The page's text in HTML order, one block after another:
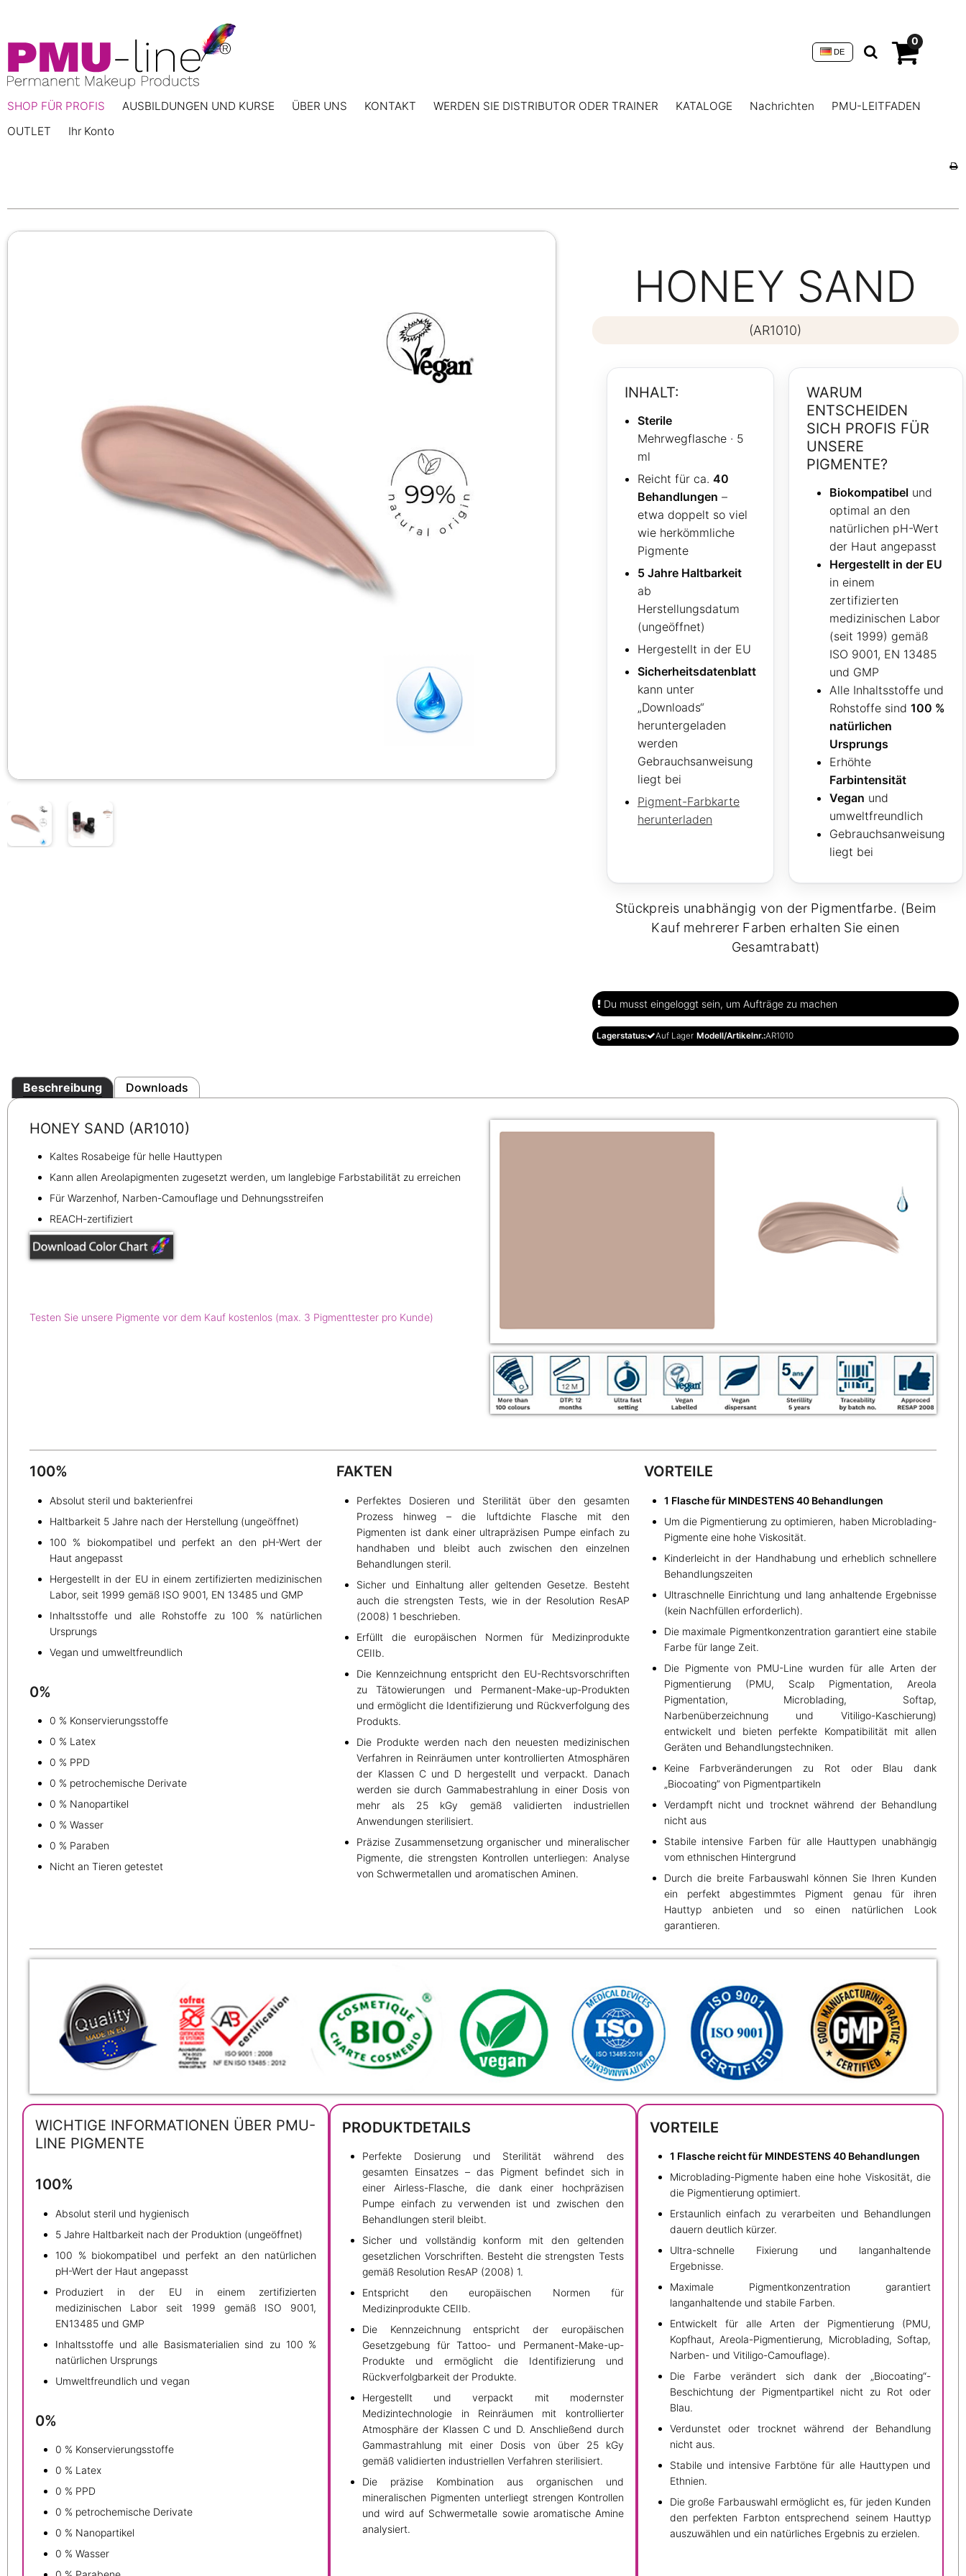
0
DE
SHOP FÜR PROFIS AUSBILDUNGEN UND KURSE ÜBER UNS KONTAKT WERDEN SIE DISTRIBUTOR ODER TRAINER KATALOGE Nachrichten
PMU-LEITFADEN
OUTLET
Ihr Konto
HONEY SAND
(AR1010)
INHALT:
Sterile
Mehrwegflasche · 5
ml
Reicht für ca. 40
Behandlungen –
etwa doppelt so viel
wie herkömmliche
Pigmente
5 Jahre Haltbarkeit
ab
Herstellungsdatum
(ungeöffnet)
Hergestellt in der EU
Sicherheitsdatenblatt
kann unter
„Downloads“
heruntergeladen
werden
Gebrauchsanweisung
liegt bei
Pigment-Farbkarte
herunterladen
WARUM
ENTSCHEIDEN
SICH PROFIS FÜR
UNSERE
PIGMENTE?
Biokompatibelund
optimal an den
natürlichen pH-Wert
der Haut angepasst
Hergestellt in der EU
in einem
zertifizierten
medizinischen Labor
(seit 1999) gemäß
ISO 9001, EN 13485
und GMP
Alle Inhaltsstoffe und
Rohstoffe sind 100 %
natürlichen
Ursprungs
Erhöhte
Farbintensität
Vegan und
umweltfreundlich
Gebrauchsanweisung
liegt bei
Stückpreis unabhängig von der Pigmentfarbe. (Beim
Kauf mehrerer Farben erhalten Sie einen
Gesamtrabatt)
Du musst eingeloggt sein, um Aufträge zu machen
Lagerstatus: Auf Lager Modell/Artikelnr.:AR1010
Beschreibung Downloads
HONEY SAND (AR1010)​​​​
Kaltes Rosabeige für helle Hauttypen
Kann allen Areolapigmenten zugesetzt werden, um langlebige Farbstabilität zu erreichen
Für Warzenhof, Narben-Camouflage und Dehnungsstreifen
REACH-zertifiziert
Testen Sie unsere Pigmente vor dem Kauf kostenlos (max. 3 Pigmenttester pro Kunde)
100%
Absolut steril und bakterienfrei
Haltbarkeit 5 Jahre nach der Herstellung (ungeöffnet)
100 % biokompatibel und perfekt an den pH-Wert der
Haut angepasst
Hergestellt in der EU in einem zertifizierten medizinischen
Labor, seit 1999 gemäß ISO 9001, EN 13485 und GMP
Inhaltsstoffe und alle Rohstoffe zu 100 % natürlichen
Ursprungs
Vegan und umweltfreundlich
0%
0 % Konservierungsstoffe
0 % Latex
0 % PPD
0 % petrochemische Derivate
0 % Nanopartikel
0 % Wasser
0 % Paraben
Nicht an Tieren getestet
FAKTEN
Perfektes Dosieren und Sterilität über den gesamten
Prozess hinweg – die luftdichte Flasche mit den
Pigmenten ist dank einer ultrapräzisen Pumpe einfach zu
handhaben und bleibt auch zwischen den einzelnen
Behandlungen steril.
Sicher und Einhaltung aller geltenden Gesetze. Besteht
auch die strengsten Tests, wie in der Resolution ResAP
(2008) 1 beschrieben.
Erfüllt die europäischen Normen für Medizinprodukte
CEIIb.
Die Kennzeichnung entspricht den EU-Rechtsvorschriften
zu Tätowierungen und Permanent-Make-up-Produkten
und ermöglicht die Identifizierung und Rückverfolgung des
Produkts.
Die Produkte werden nach den neuesten medizinischen
Verfahren in Reinräumen unter kontrollierten Atmosphären
der Klassen C und D hergestellt und verpackt. Danach
werden sie durch Gammabestrahlung in einer Dosis von
mehr als 25 kGy gemäß validierten industriellen
Anwendungen sterilisiert.
Präzise Zusammensetzung organischer und mineralischer
Pigmente, die strengsten Kontrollen unterliegen: Analyse
von Schwermetallen und aromatischen Aminen.
VORTEILE
1 Flasche für MINDESTENS 40 Behandlungen
Um die Pigmentierung zu optimieren, haben Microblading-
Pigmente eine hohe Viskosität.
Kinderleicht in der Handhabung und erheblich schnellere
Behandlungszeiten
Ultraschnelle Einrichtung und lang anhaltende Ergebnisse
(kein Nachfüllen erforderlich).
Die maximale Pigmentkonzentration garantiert eine stabile
Farbe für lange Zeit.
Die Pigmente von PMU-Line wurden für alle Arten der
Pigmentierung (PMU, Scalp Pigmentation, Areola
Pigmentation, Microblading, Softap,
Narbenüberzeichnung und Vitiligo-Kaschierung)
entwickelt und bieten perfekte Kompatibilität mit allen
Geräten und Behandlungstechniken.
Keine Farbveränderungen zu Rot oder Blau dank
„Biocoating” von Pigmentpartikeln
Verdampft nicht und trocknet während der Behandlung
nicht aus
Stabile intensive Farben für alle Hauttypen unabhängig
vom ethnischen Hintergrund
Durch die breite Farbauswahl können Sie Ihren Kunden
ein perfekt abgestimmtes Pigment genau für ihren
Hauttyp anbieten und so einen natürlichen Look
garantieren.
WICHTIGE INFORMATIONEN ÜBER PMU-
LINE PIGMENTE
100%
Absolut steril und hygienisch
5 Jahre Haltbarkeit nach der Produktion (ungeöffnet)
100 % biokompatibel und perfekt an den natürlichen
pH-Wert der Haut angepasst
Produziert in der EU in einem zertifizierten
medizinischen Labor seit 1999 gemäß ISO 9001,
EN13485 und GMP
Inhaltsstoffe und alle Basismaterialien sind zu 100 %
natürlichen Ursprungs
Umweltfreundlich und vegan
0%
0 % Konservierungsstoffe
0 % Latex
0 % PPD
0 % petrochemische Derivate
0 % Nanopartikel
0 % Wasser
PRODUKTDETAILS
Perfekte Dosierung und Sterilität während des
gesamten Einsatzes – das Pigment befindet sich in
einer Airless-Flasche, die dank einer hochpräzisen
Pumpe einfach zu verwenden ist und zwischen den
Behandlungen steril bleibt.
Sicher und vollständig konform mit den geltenden
gesetzlichen Vorschriften. Besteht die strengsten Tests
gemäß Resolution ResAP (2008) 1.
Entspricht den europäischen Normen für
Medizinprodukte CEIIb.
Die Kennzeichnung entspricht der europäischen
Gesetzgebung für Tattoo- und Permanent-Make-up-
Produkte und ermöglicht die Identifizierung und
Rückverfolgbarkeit der Produkte.
Hergestellt und verpackt mit modernster
Medizintechnologie in Reinräumen mit kontrollierter
Atmosphäre der Klassen C und D. Anschließend durch
Gammastrahlung mit einer Dosis von über 25 kGy
gemäß validierten industriellen Verfahren sterilisiert.
Die präzise Kombination aus organischen und
mineralischen Pigmenten unterliegt strengen Kontrollen
und wird auf Schwermetalle sowie aromatische Amine
analysiert.
VORTEILE
1 Flasche reicht für MINDESTENS 40 Behandlungen
Microblading-Pigmente haben eine hohe Viskosität, die
die Pigmentierung optimiert.
Erstaunlich einfach zu verarbeiten und Behandlungen
dauern deutlich kürzer.
Ultra-schnelle Fixierung und langanhaltende
Ergebnisse.
Maximale Pigmentkonzentration garantiert
langanhaltende und stabile Farben.
Entwickelt für alle Arten der Pigmentierung (PMU,
Kopfhaut, Areola-Pigmentierung, Microblading, Softap,
Narben- und Vitiligo-Camouflage).
Die Farbe verändert sich dank der „Biocoating“-
Beschichtung der Pigmentpartikel nicht zu Rot oder
Blau.
Verdunstet oder trocknet während der Behandlung
nicht aus.
Stabile und intensive Farbtöne für alle Hauttypen und
Ethnien.
Die große Farbauswahl ermöglicht es, für jeden Kunden
den perfekten Farbton entsprechend seinem Hauttyp
auszuwählen und ein natürliches Ergebnis zu erzielen.